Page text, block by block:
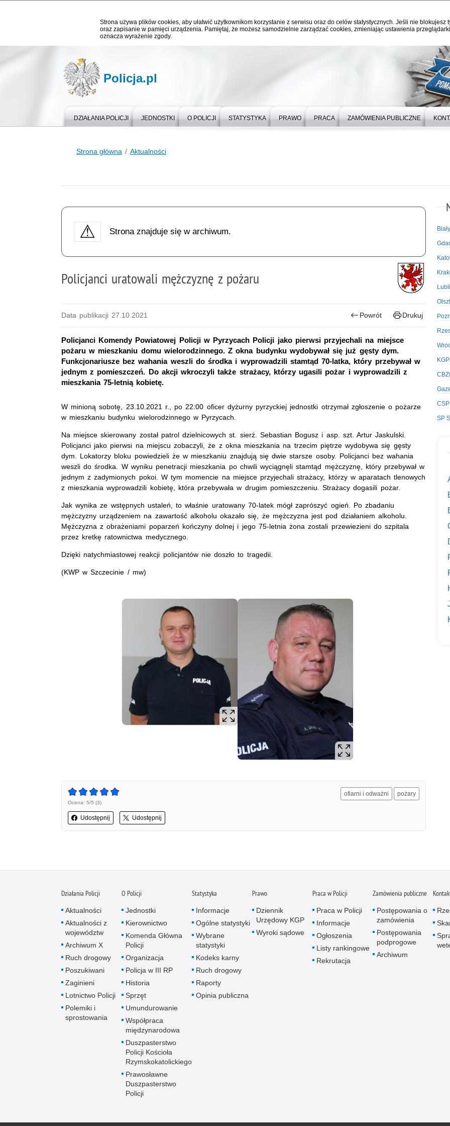
Strona używa plików cookies, aby ułatwić użytkownikom korzystanie z serwisu oraz do celów statystycznych. Jeśli nie blokujesz
oraz zapisanie w pamięci urządzenia. Pamiętaj, że możesz samodzielnie zarządzać cookies, zmieniając ustawienia
oznacza wyrażenie zgody.
Policja.pl
DZIAŁANIA POLICJI JEDNOSTKI O POLICJI STATYSTYKA PRAWO PRACA ZAMÓWIENIA PUBLICZNE
Strona główna Aktualności
Strona znajduje się w archiwum.
Policjanci uratowali mężczyznę z pożaru
Data publikacji 27.10.2021 Powrót Drukuj
Policjanci Komendy Powiatowej Policji w Pyrzycach Policji jako pierwsi przyjechali na miejsce
pożaru w mieszkaniu domu wielorodzinnego. Z okna budynku wydobywał się już gęsty dym.
Funkcjonariusze bez wahania weszli do środka i wyprowadzili stamtąd 70-latka, który przebywał w
jednym z pomieszczeń. Do akcji wkroczyli także strażacy, którzy ugasili pożar i wyprowadzili z
mieszkania 75-letnią kobietę.
W minioną sobotę, 23.10.2021 r., po 22:00 oficer dyżurny pyrzyckiej jednostki otrzymał zgłoszenie o pożarze
w mieszkaniu budynku wielorodzinnego w Pyrzycach.
Na miejsce skierowany został patrol dzielnicowych st. sierż. Sebastian Bogusz i asp. szt. Artur Jaskulski.
Policjanci jako pierwsi na miejscu zobaczyli, że z okna mieszkania na trzecim piętrze wydobywa się gęsty
dym. Lokatorzy bloku powiedzieli że w mieszkaniu znajdują się dwie starsze osoby. Policjanci bez wahania
weszli do środka. W wyniku penetracji mieszkania po chwili wyciągnęli stamtąd mężczyznę, który przebywał w
jednym z zadymionych pokoi. W tym momencie na miejsce przyjechali strażacy, którzy w aparatach tlenowych
z mieszkania wyprowadzili kobietę, która przebywała w drugim pomieszczeniu. Strażacy dogasili pożar.
Jak wynika ze wstępnych ustaleń, to właśnie uratowany 70-latek mógł zaprószyć ogień. Po zbadaniu
mężczyzny urządzeniem na zawartość alkoholu okazało się, że mężczyzna jest pod działaniem alkoholu.
Mężczyzna z obrażeniami poparzeń kończyny dolnej i jego 75-letnia żona zostali przewiezieni do szpitala
przez kretkę ratownictwa medycznego.
Dzięki natychmiastowej reakcji policjantów nie doszło to tragedii.
(KWP w Szczecinie / mw)
Ocena: 5/5 (3)
Udostępnij Udostępnij
ofiarni i odważni pożary
KGP
SP
Działania Policji
Aktualności
Aktualności z
województw
Archiwum X
Ruch drogowy
Poszukiwani
Zaginieni
Lotnictwo Policji
Polemiki i
sprostowania
O Policji
Jednostki
Kierownictwo
Komenda Główna
Policji
Organizacja
Policja w III RP
Historia
Sprzęt
Umundurowanie
Współpraca
międzynarodowa
Duszpasterstwo
Policji Kościoła
Rzymskokatolickiego
Prawosławne
Duszpasterstwo
Policji
Statystyka
Informacje
Ogólne statystyki
Wybrane
statystyki
Kodeks karny
Ruch drogowy
Raporty
Opinia publiczna
Prawo
Dziennik
Urzędowy KGP
Wyroki sądowe
Praca w Policji
Praca w Policji
Informacje
Ogłoszenia
Listy rankingowe
Rekrutacja
Zamówienia publiczne
Postępowania o
zamówienia
Postępowania
podprogowe
Archiwum